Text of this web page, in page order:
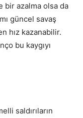
bir azalma olsa da
güncel savaş
hız kazanabilir.
bu kaygıyı
saldırıların